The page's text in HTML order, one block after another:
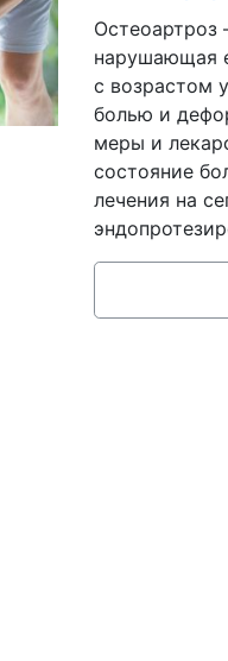
Остеоартроз
нарушающая
с возрастом
болью и
меры и
состояние
лечения на